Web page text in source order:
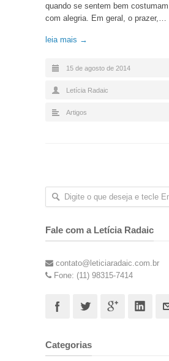
quando se sentem bem
com alegria. Em geral, o prazer,…
leia mais →
15 de agosto de 2014
Letícia Radaic
Artigos
Fale com a Letícia Radaic
contato@leticiaradaic.com.br
Fone: (11) 98315-7414
Categorias